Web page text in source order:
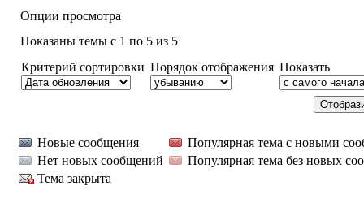
Опции просмотра
Показаны темы с 1 по 5 из 5
Критерий сортировки Порядок отображения Показать
Новые сообщения
Популярная тема с новыми
Нет новых сообщений
Популярная тема без новых
Тема закрыта